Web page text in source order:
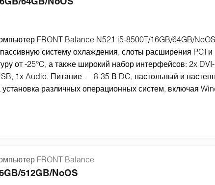
FRONT Balance N521 i5-8500T/16GB/64GB/
систему охлаждения, слоты расширения PCI и
от -25°C, а также широкий набор интерфейсов: 2x
1x Audio. Питание — 8-35 В DC, настольный и
различных операционных систем, включая
FRONT Balance
512GB/NoOS